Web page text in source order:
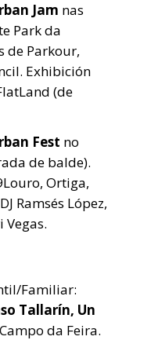
Jam nas
Park da
de Parkour,
Exhibición
(de
Fest no
de balde).
Ortiga,
Ramsés López,
Vegas.
Familiar:
Tallarín, Un
da Feira.